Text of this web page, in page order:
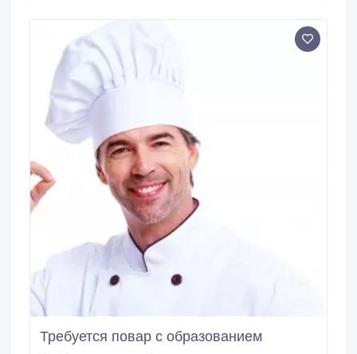
предварительных заказов.
Требуется повар с образованием